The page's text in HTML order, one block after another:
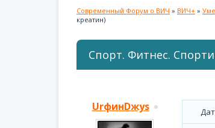
Современный Форум о ВИЧ » ВИЧ+ »
креатин)
Спорт. Фитнес.
UrфинDжуs